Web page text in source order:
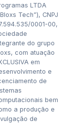
LTDA
Tech”), CNPJ
0001-00,
do grupo
com atuação
em
e
de
bem
a produção e
de